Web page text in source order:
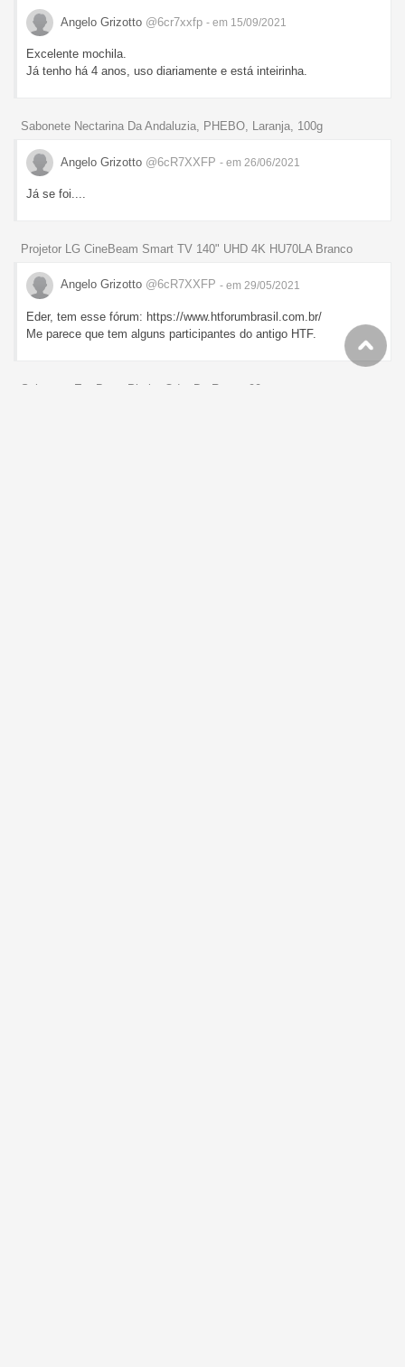
Angelo Grizotto @6cr7xxfp - em 15/09/2021
Excelente mochila.
Já tenho há 4 anos, uso diariamente e está inteirinha.
Sabonete Nectarina Da Andaluzia, PHEBO, Laranja, 100g
Angelo Grizotto @6cR7XXFP - em 26/06/2021
Já se foi....
Projetor LG CineBeam Smart TV 140" UHD 4K HU70LA Branco
Angelo Grizotto @6cR7XXFP - em 29/05/2021
Eder, tem esse fórum: https://www.htforumbrasil.com.br/
Me parece que tem alguns participantes do antigo HTF.
Sabonete Em Barra Phebo Odor De Rosas 90g